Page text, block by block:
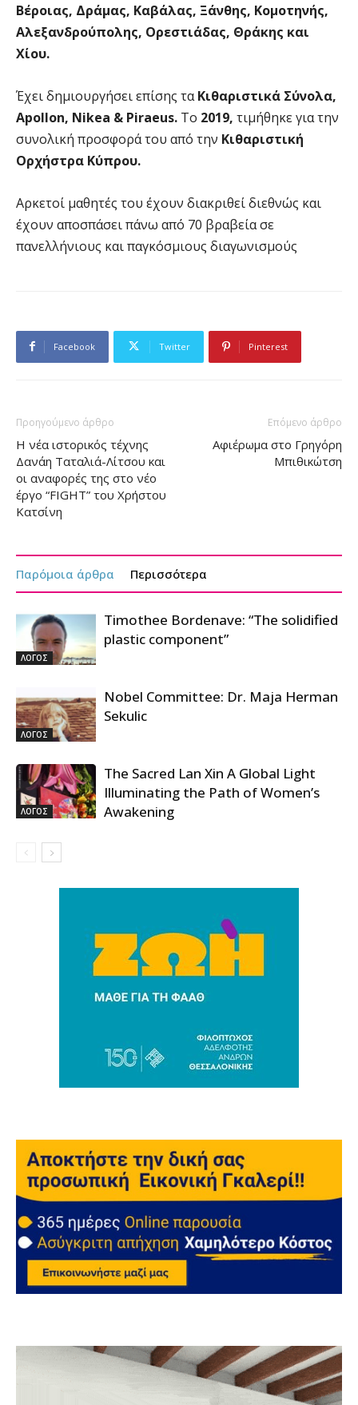
Βέροιας, Δράμας, Καβάλας, Ξάνθης, Κομοτηνής,
Αλεξανδρούπολης, Ορεστιάδας, Θράκης και
Χίου.
Έχει δημιουργήσει επίσης ταΚιθαριστικά Σύνολα,
Apollon, Nikea & Piraeus. Το 2019, τιμήθηκε για την
συνολική προσφορά του από την Κιθαριστική
Ορχήστρα Κύπρου.
Αρκετοί μαθητές του έχουν διακριθεί διεθνώς και
έχουν αποσπάσει πάνω από 70 βραβεία σε
πανελλήνιους και παγκόσμιους διαγωνισμούς
Facebook Twitter Pinterest
Προηγούμενο άρθρο
Η νέα ιστορικός τέχνης
Δανάη Ταταλιά-Λίτσου και
οι αναφορές της στο νέο
έργο “FIGHT” του Χρήστου
Κατσίνη
Επόμενο άρθρο
Αφιέρωμα στο Γρηγόρη
Μπιθικώτση
Παρόμοια άρθρα Περισσότερα
ΛΟΓΟΣ
Timothee Bordenave: “The solidified
plastic component”
ΛΟΓΟΣ
Nobel Committee: Dr. Maja Herman
Sekulic
ΛΟΓΟΣ
The Sacred Lan Xin A Global Light
Illuminating the Path of Women’s
Awakening